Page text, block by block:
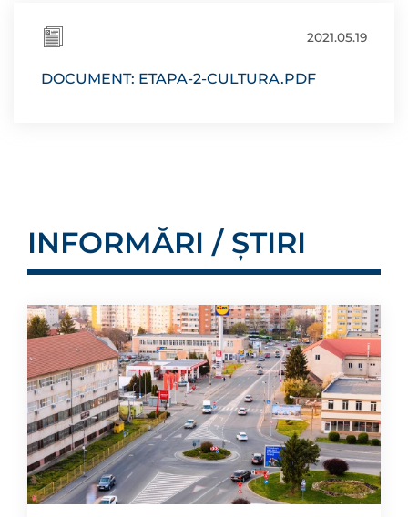
2021.05.19
DOCUMENT: ETAPA-2-CULTURA.PDF
INFORMĂRI / ȘTIRI